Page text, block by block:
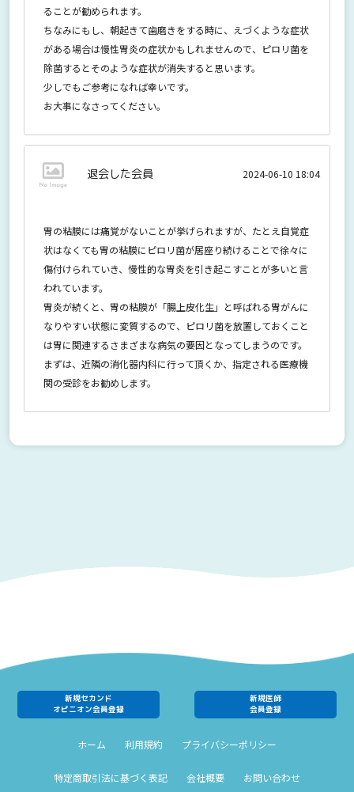
ることが勧められます。
ちなみにもし、朝起きて歯磨きをする時に、えづくような症状
がある場合は慢性胃炎の症状かもしれませんので、ピロリ菌を
除菌するとそのような症状が消失すると思います。
少しでもご参考になれば幸いです。
お大事になさってください。
退会した会員 2024-06-10 18:04
胃の粘膜には痛覚がないことが挙げられますが、たとえ自覚症
状はなくても胃の粘膜にピロリ菌が居座り続けることで徐々に
傷付けられていき、慢性的な胃炎を引き起こすことが多いと言
われています。
胃炎が続くと、胃の粘膜が「腸上皮化生」と呼ばれる胃がんに
なりやすい状態に変質するので、ピロリ菌を放置しておくこと
は胃に関連するさまざまな病気の要因となってしまうのです。
まずは、近隣の消化器内科に行って頂くか、指定される医療機
関の受診をお勧めします。
新規セカンド
オピニオン会員登録
新規医師
会員登録
ホーム 利用規約 プライバシーポリシー
特定商取引法に基づく表記 会社概要 お問い合わせ